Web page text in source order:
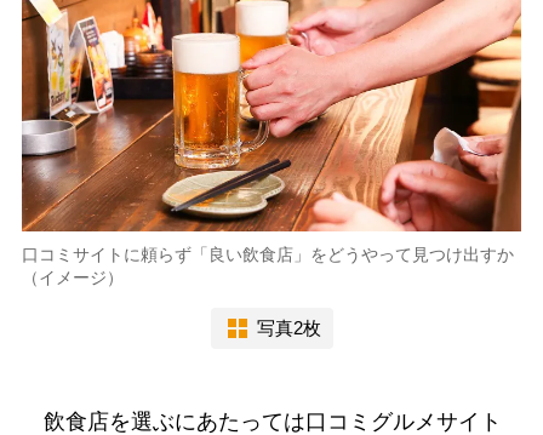
口コミサイトに頼らず「良い飲食店」をどうやって見つけ出すか
（イメージ）
写真2枚
飲食店を選ぶにあたっては口コミグルメサイト